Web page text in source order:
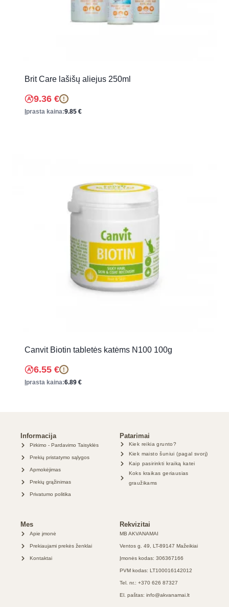
Brit Care lašišų aliejus 250ml
9.36 € !
Įprasta kaina:9.85 €
Canvit Biotin tabletės katėms N100 100g
6.55 € !
Įprasta kaina:6.89 €
Informacija
Pirkimo - Pardavimo Taisyklės
Prekių pristatymo sąlygos
Apmokėjimas
Prekių grąžinimas
Privatumo politika
Patarimai
Kiek reikia grunto?
Kiek maisto šuniui (pagal svorį)
Kaip pasirinkti kraiką katei
Koks kraikas geriausias
graužikams
Mes
Apie įmonė
Prekiaujami prekės ženklai
Kontaktai
Rekvizitai
MB AKVANAMAI
Ventos g. 49, LT-89147 Mažeikiai
Įmonės kodas: 306367166
PVM kodas: LT100016142012
Tel. nr.: +370 626 87327
El. paštas: info@akvanamai.lt